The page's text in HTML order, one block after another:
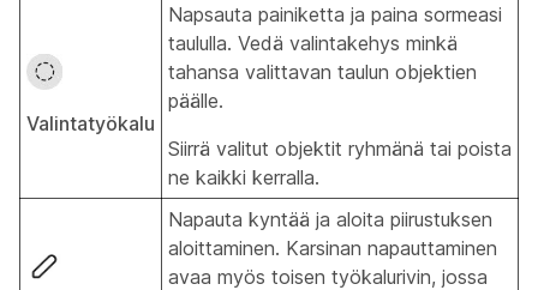
Valintatyökalu
Napsauta painiketta ja paina sormeasi
taululla. Vedä valintakehys minkä
tahansa valittavan taulun objektien
päälle.
Siirrä valitut objektit ryhmänä tai poista
ne kaikki kerralla.
Napauta kyntää ja aloita piirustuksen
aloittaminen. Karsinan napauttaminen
avaa myös toisen työkalurivin, jossa